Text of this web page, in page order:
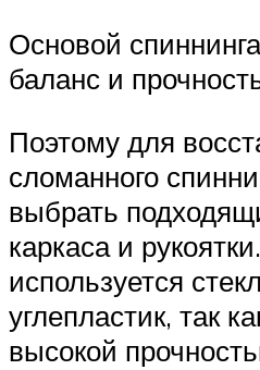
Основой
баланс и
Поэтому для
сломанного
выбрать
каркаса и
используется
углепластик, так
высокой